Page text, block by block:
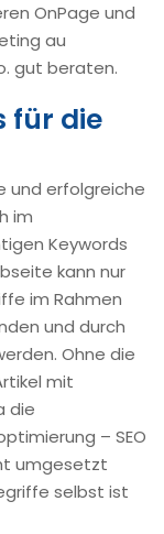
OnPage und
au
gut beraten.
für die
und erfolgreiche
im
Keywords
kann nur
im Rahmen
und durch
Ohne die
mit
die
– SEO
umgesetzt
selbst ist